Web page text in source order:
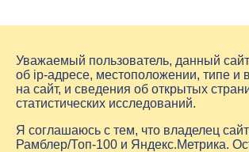
Уважаемый пользователь, данный
об ip-адресе, местоположении, типе и
на сайт, и сведения об открытых
статистических исследований.
Я соглашаюсь с тем, что владелец
Рамблер/Топ-100 и Яндекс.Метрика.